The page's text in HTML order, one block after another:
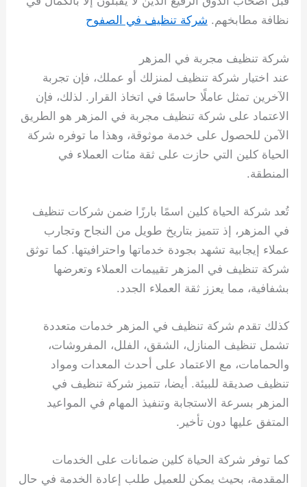
نظافة مطابخهم. شركة تنظيف في الصفوح
شركة تنظيف مجربة في المزهر
عند اختيار شركة تنظيف لمنزلك أو عملك، فإن تجربة
الآخرين تمثل عاملًا حاسمًا في اتخاذ القرار. لذلك، فإن
الاعتماد على شركة تنظيف مجربة في المزهر هو الطريق
الآمن للحصول على خدمة موثوقة، وهذا ما توفره شركة
الحياة كلين التي حازت على ثقة مئات العملاء في
المنطقة.
تُعد شركة الحياة كلين اسمًا بارزًا ضمن شركات تنظيف
في المزهر، إذ تتميز بتاريخ طويل من النجاح وتجارب
عملاء إيجابية تشهد بجودة خدماتها واحترافيتها. كما توثق
شركة تنظيف في المزهر تقييمات العملاء وتعرضها
بشفافية، مما يعزز ثقة العملاء الجدد.
كذلك تقدم شركة تنظيف في المزهر خدمات متعددة
تشمل تنظيف المنازل، الشقق، الفلل، المفروشات،
والحمامات، مع الاعتماد على أحدث المعدات ومواد
تنظيف صديقة للبيئة. أيضا، تتميز شركة تنظيف في
المزهر بسرعة الاستجابة وتنفيذ المهام في المواعيد
المتفق عليها دون تأخير.
كما توفر شركة الحياة كلين ضمانات على الخدمات
المقدمة، بحيث يمكن للعميل طلب إعادة الخدمة في حال